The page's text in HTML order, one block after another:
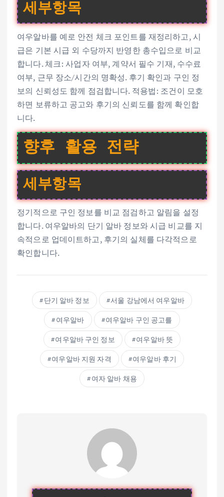
세부항목
여우알바를 예로 안전 체크 포인트를 재정리하고, 시
급은 기본 시급 외 수당까지 반영한 총수입으로 비교
합니다. 체크: 사업자 여부, 계약서 필수 기재, 수수료
여부, 근무 장소/시간의 명확성. 후기 확인과 구인 정
보의 신뢰성도 함께 점검합니다. 적용법: 조건이 모호
하면 보류하고 공고와 후기의 신뢰도를 함께 확인합
니다.
향후 활용 전략
세부항목
정기적으로 구인 정보를 비교 점검하고 알림을 설정
합니다. 여우알바의 단기 알바 정보와 시급 비교를 지
속적으로 업데이트하고, 후기의 실체를 다각적으로
확인합니다.
단기 알바 정보 서울 강남에서 여우알바
여우알바 여우알바 구인 공고를
여우알바 구인 정보 여우알바 뜻
여우알바 지원 자격 여우알바 후기
여자 알바 채용